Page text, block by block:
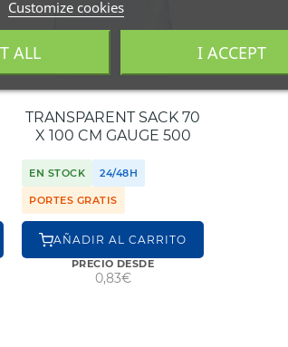
TRANSPARENT SACK 70
X 100 CM GAUGE 500
EN STOCK 24/48H
PORTES GRATIS
AÑADIR AL CARRITO
PRECIO DESDE
0,83€
Customize cookies
ALL I ACCEPT